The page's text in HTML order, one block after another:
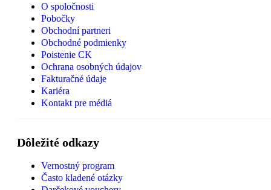
O spoločnosti
Pobočky
Obchodní partneri
Obchodné podmienky
Poistenie CK
Ochrana osobných údajov
Fakturačné údaje
Kariéra
Kontakt pre médiá
Dôležité odkazy
Vernostný program
Často kladené otázky